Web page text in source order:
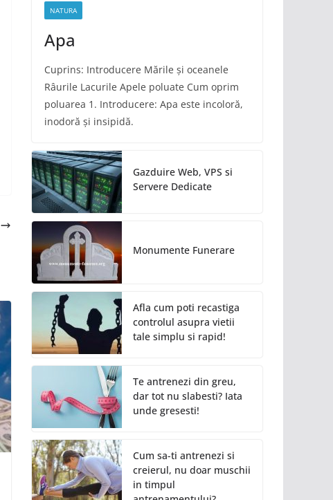
NATURA
Apa
Cuprins: Introducere Mările și oceanele
Râurile Lacurile Apele poluate Cum oprim
poluarea 1. Introducere: Apa este incoloră,
inodoră și insipidă.
Gazduire Web, VPS si
Servere Dedicate
Monumente Funerare
Afla cum poti recastiga
controlul asupra vietii
tale simplu si rapid!
Te antrenezi din greu,
dar tot nu slabesti? Iata
unde gresesti!
Cum sa-ti antrenezi si
creierul, nu doar muschii
in timpul